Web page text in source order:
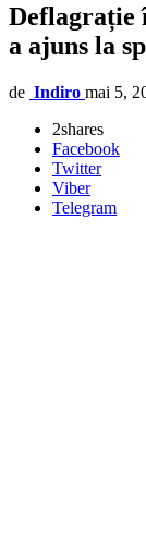
Deflagrație
a ajuns la
de Indiro mai 5,
2shares
Facebook
Twitter
Viber
Telegram